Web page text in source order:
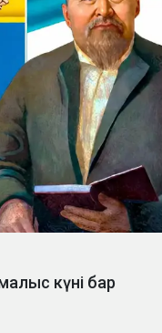
күні бар